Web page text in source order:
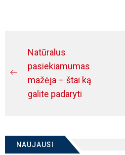
Navigacija
tarp
įrašų
Previous
post:
Natūralus
pasiekiamumas
mažėja – štai ką
galite padaryti
NAUJAUSI